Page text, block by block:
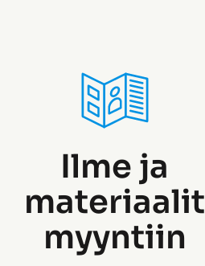
Ilme ja
materiaalit
myyntiin